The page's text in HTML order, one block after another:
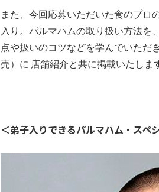
また、今回応募いただいた食のプロ
入り。パルマハムの取り扱い方法を
点や扱いのコツなどを学んでいただ
売）に 店舗紹介と共に掲載いたしま
＜弟子入りできるパルマハム・スペ